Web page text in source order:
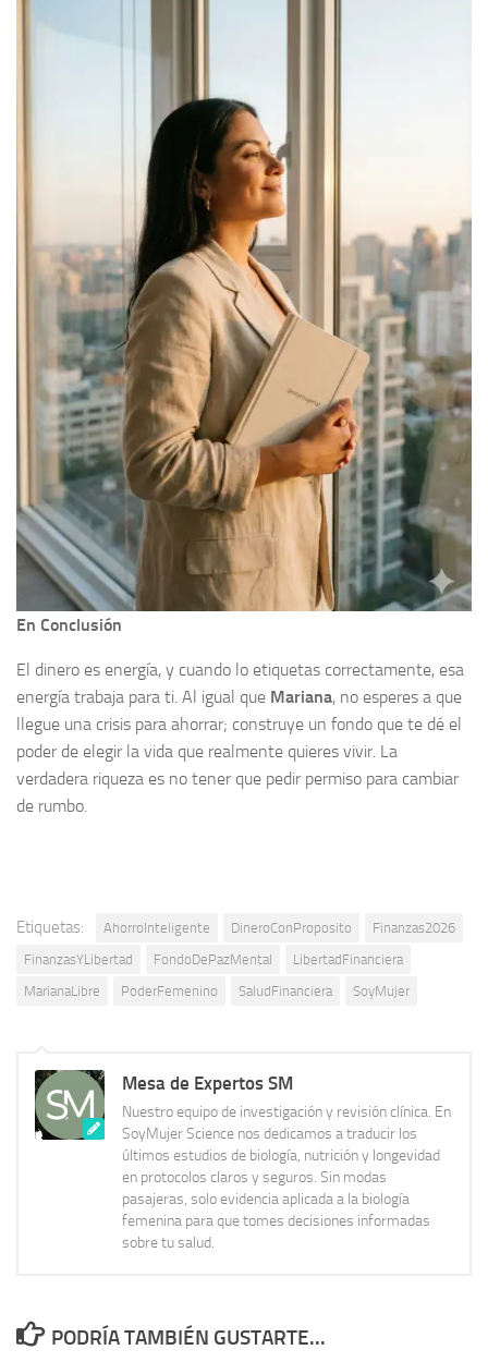
En Conclusión
El dinero es energía, y cuando lo etiquetas correctamente, esa
energía trabaja para ti. Al igual que Mariana, no esperes a que
llegue una crisis para ahorrar; construye un fondo que te dé el
poder de elegir la vida que realmente quieres vivir. La
verdadera riqueza es no tener que pedir permiso para cambiar
de rumbo.
Etiquetas: AhorroInteligente DineroConProposito
Finanzas2026
FinanzasYLibertad
FondoDePazMental
LibertadFinanciera
MarianaLibre
PoderFemenino SaludFinanciera SoyMujer
Mesa de Expertos SM
Nuestro equipo de investigación y revisión clínica. En
SoyMujer Science nos dedicamos a traducir los
últimos estudios de biología, nutrición y longevidad
en protocolos claros y seguros. Sin modas
pasajeras, solo evidencia aplicada a la biología
femenina para que tomes decisiones informadas
sobre tu salud.
PODRÍA TAMBIÉN GUSTARTE...